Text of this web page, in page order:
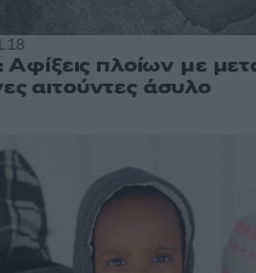
Αφίξεις πλοίων με
αιτούντες άσυλο